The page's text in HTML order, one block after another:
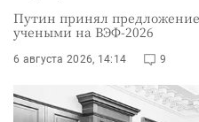
Путин принял предложение
учеными на ВЭФ-2026
6 августа 2026, 14:14 9